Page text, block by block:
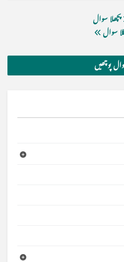
پچھلا سوال
سوال
پوچھیں